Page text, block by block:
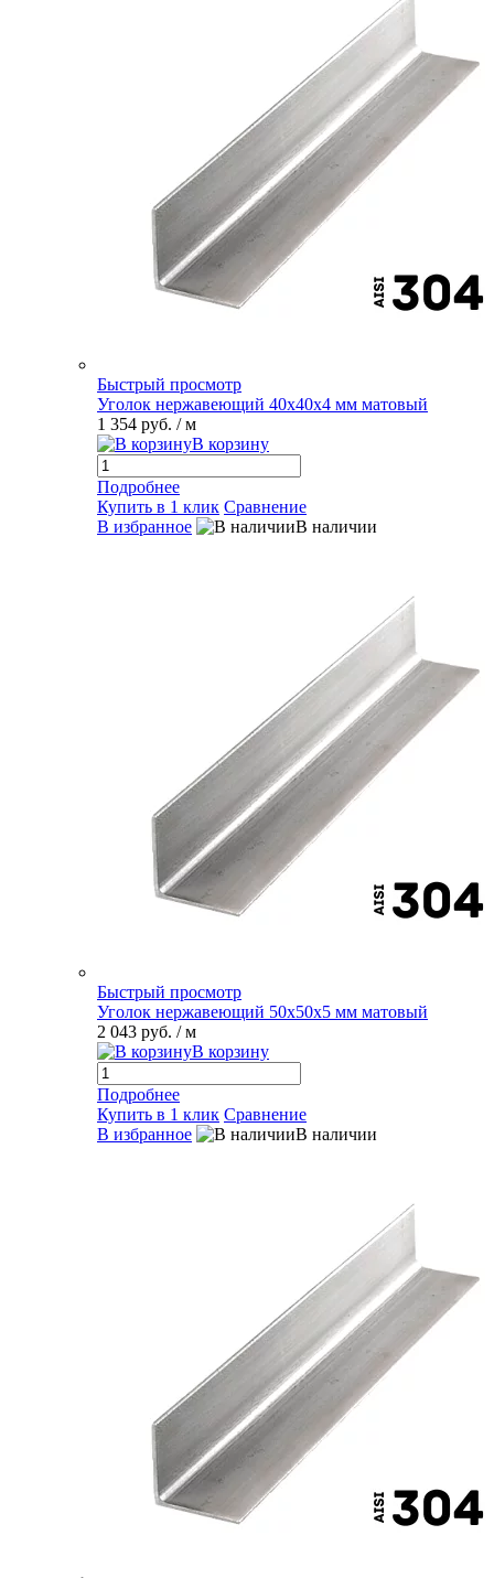
Быстрый просмотр
Уголок нержавеющий 40х40х4 мм матовый
1 354 руб. / м
В корзину
Подробнее
Купить в 1 клик Сравнение
В избранное
В наличии
Быстрый просмотр
Уголок нержавеющий 50х50х5 мм матовый
2 043 руб. / м
В корзину
Подробнее
Купить в 1 клик Сравнение
В избранное
В наличии